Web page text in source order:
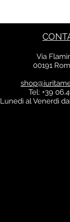
Via
00191
Tel: +39
Lunedì al Venerdì